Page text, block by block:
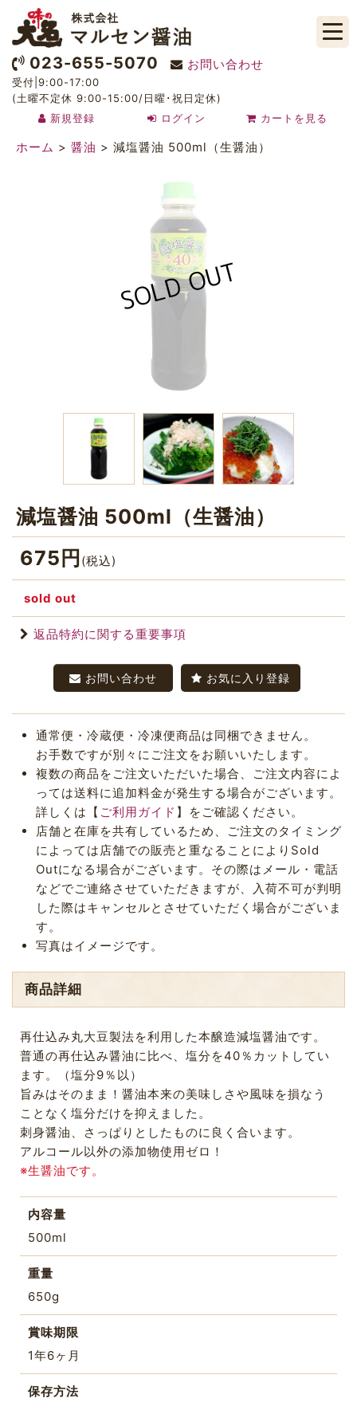
023-655-5070 お問い合わせ
受付|9:00-17:00
(土曜不定休 9:00-15:00/日曜･祝日定休)
新規登録
ログイン カートを見る
ホーム > 醤油 > 減塩醤油 500ml（生醤油）
減塩醤油 500ml（生醤油）
675 円 (税込)
sold out
返品特約に関する重要事項
お問い合わせ お気に入り登録
通常便・冷蔵便・冷凍便商品は同梱できません。
お手数ですが別々にご注文をお願いいたします。
複数の商品をご注文いただいた場合、ご注文内容によ
っては送料に追加料金が発生する場合がございます。
詳しくは【 ご利用ガイド 】をご確認ください。
店舗と在庫を共有しているため、ご注文のタイミング
によっては店舗での販売と重なることによりSold
Outになる場合がございます。その際はメール・電話
などでご連絡させていただきますが、入荷不可が判明
した際はキャンセルとさせていただく場合がございま
す。
写真はイメージです。
商品詳細
再仕込み丸大豆製法を利用した本醸造減塩醤油です。
普通の再仕込み醤油に比べ、塩分を40％カットしてい
ます。（塩分9％以）
旨みはそのまま！醤油本来の美味しさや風味を損なう
ことなく塩分だけを抑えました。
刺身醤油、さっぱりとしたものに良く合います。
アルコール以外の添加物使用ゼロ！
※生醤油です。
内容量
500ml
重量
650g
賞味期限
1年6ヶ月
保存方法